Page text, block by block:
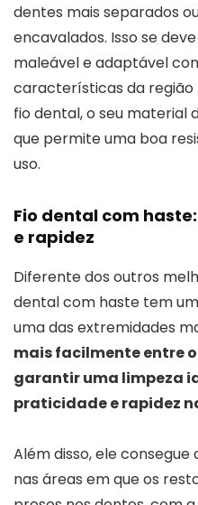
dentes mais separados
encavalados. Isso se
maleável e adaptável
características da região
fio dental, o seu material
que permite uma boa
uso.
Fio dental com
e rapidez
Diferente dos outros
dental com haste tem
uma das extremidades
mais facilmente entre
garantir uma limpeza
praticidade e rapidez
Além disso, ele
nas áreas em que os